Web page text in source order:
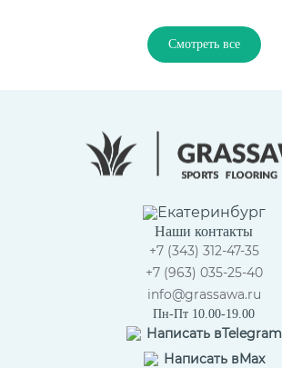
Смотреть все
Екатеринбург
Наши контакты
+7 (343) 312-47-35
+7 (963) 035-25-40
info@grassawa.ru
Пн-Пт 10.00-19.00
Написать вTelegram
Написать вMax